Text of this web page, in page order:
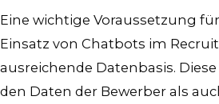
Eine wichtige Voraussetzung
Einsatz von Chatbots im
ausreichende Datenbasis.
den Daten der Bewerber als